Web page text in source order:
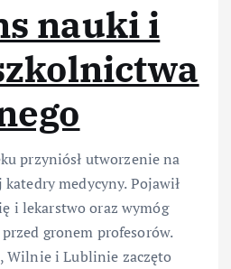
nauki i
przyniósł utworzenie na
medycyny. Pojawił
i lekarstwo oraz wymóg
gronem profesorów.
Wilnie i Lublinie zaczęto